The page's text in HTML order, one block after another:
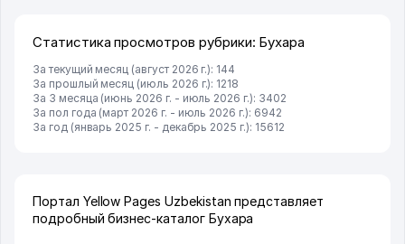
Статистика просмотров рубрики: Бухара
За текущий месяц (август 2026 г.): 144
За прошлый месяц (июль 2026 г.): 1218
За 3 месяца (июнь 2026 г. - июль 2026 г.): 3402
За пол года (март 2026 г. - июль 2026 г.): 6942
За год (январь 2025 г. - декабрь 2025 г.): 15612
Портал Yellow Pages Uzbekistan представляет
подробный бизнес-каталог Бухара